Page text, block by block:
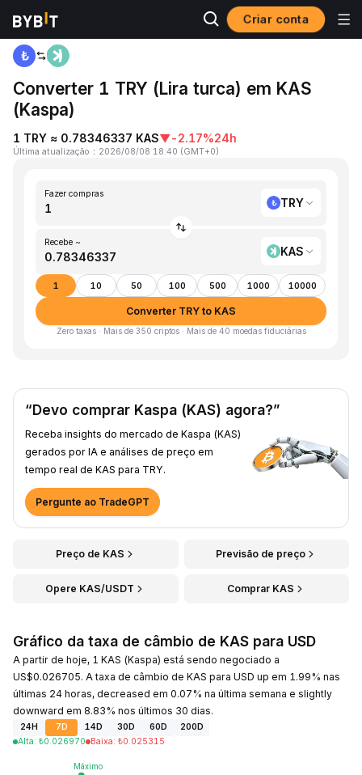
Criar conta
Página inicial
Converter 1 TRY (Lira turca) em KAS
(Kaspa)
1 TRY ≈ 0.78346337 KAS▼-2.17%24h
Última atualização ： 2026/08/08 18:40 (GMT+0)
Fazer compras
TRY
Recebe ~
KAS
1 10 50 100 500 1000 10000
Converter TRY to KAS
Zero taxas · Mais de 350 criptos · Mais de 40 moedas fiduciárias
“Devo comprar Kaspa (KAS) agora?”
Receba insights do mercado de Kaspa (KAS)
gerados por IA e análises de preço em
tempo real de KAS para TRY.
Pergunte ao TradeGPT
Preço de KAS Previsão de preço
Opere KAS/USDT Comprar KAS
Gráfico da taxa de câmbio de KAS para USD
A partir de hoje, 1 KAS (Kaspa) está sendo negociado a
US$0.026705. A taxa de câmbio de KAS para USD up em 1.99% nas
últimas 24 horas, decreased em 0.07% na última semana e slightly
downward em 8.83% nos últimos 30 dias.
24H 7D 14D 30D 60D
200D
Alta: ₺0.026970 Baixa: ₺0.025315